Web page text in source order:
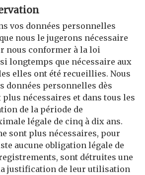
vos données personnelles
nous le jugerons nécessaire
nous conformer à la loi
longtemps que nécessaire aux
elles ont été recueillies. Nous
données personnelles dès
nécessaires et dans tous les
de la période de
légale de cinq à dix ans.
sont plus nécessaires, pour
aucune obligation légale de
sont détruites une
justification de leur utilisation